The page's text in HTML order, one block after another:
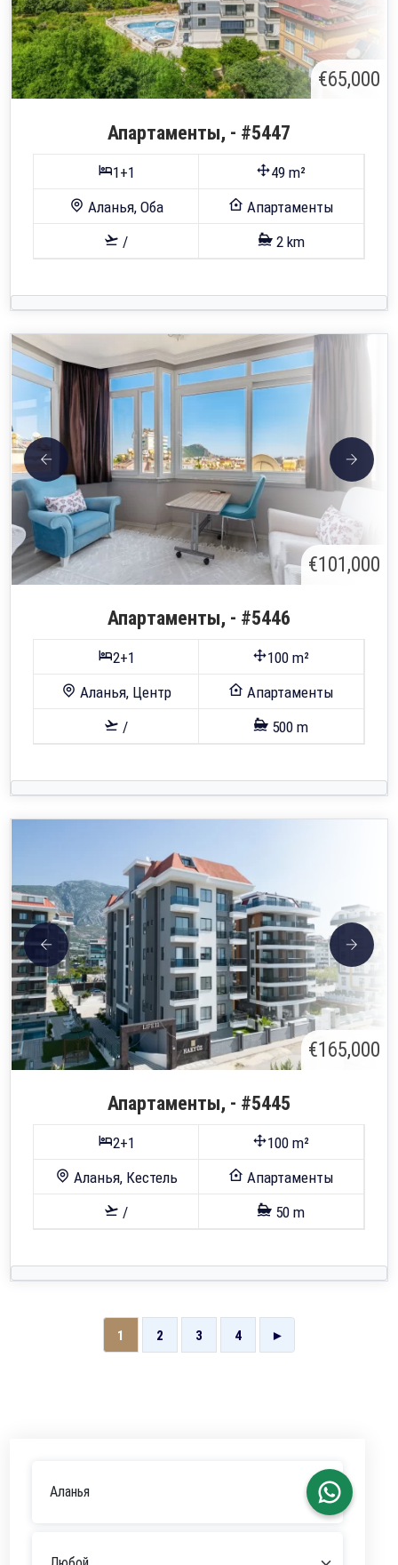
€65,000
Апартаменты, - #5447
1+1
49 m²
Аланья, Оба
Апартаменты
/
2 km
€101,000
Апартаменты, - #5446
2+1
100 m²
Аланья, Центр
Апартаменты
/
500 m
€165,000
Апартаменты, - #5445
2+1
100 m²
Аланья, Кестель
Апартаменты
/
50 m
1 2 3 4 ►